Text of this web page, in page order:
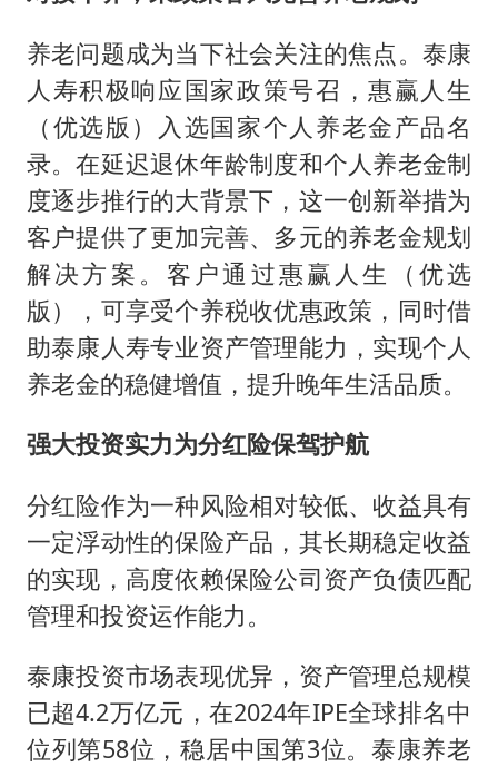
养老问题成为当下社会关注的焦点。泰康
人寿积极响应国家政策号召，惠赢人生
（优选版）入选国家个人养老金产品名
录。在延迟退休年龄制度和个人养老金制
度逐步推行的大背景下，这一创新举措为
客户提供了更加完善、多元的养老金规划
解决方案。客户通过惠赢人生（优选
版），可享受个养税收优惠政策，同时借
助泰康人寿专业资产管理能力，实现个人
养老金的稳健增值，提升晚年生活品质。
强大投资实力为分红险保驾护航
分红险作为一种风险相对较低、收益具有
一定浮动性的保险产品，其长期稳定收益
的实现，高度依赖保险公司资产负债匹配
管理和投资运作能力。
泰康投资市场表现优异，资产管理总规模
已超4.2万亿元，在2024年IPE全球排名中
位列第58位，稳居中国第3位。泰康养老